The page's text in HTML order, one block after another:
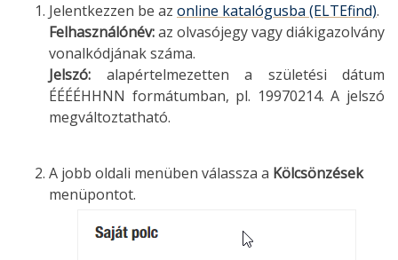
Jelentkezzen be az online katalógusba (ELTEfind).
Felhasználónév:az olvasójegy vagy diákigazolvány
vonalkódjának száma.
Jelszó: alapértelmezetten a születési dátum
ÉÉÉÉHHNN formátumban, pl. 19970214. A jelszó
megváltoztatható.
A jobb oldali menüben válassza a Kölcsönzések
menüpontot.